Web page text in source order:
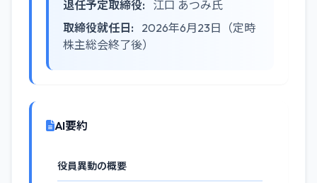
退任予定取締役:
江口 あつみ氏
取締役就任日:
2026年6月23日（定時
株主総会終了後）
AI要約
役員異動の概要